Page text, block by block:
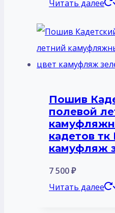
Читать далее
Пошив
полевой
кадетов тк
камуфляж
7 500₽
Читать далее